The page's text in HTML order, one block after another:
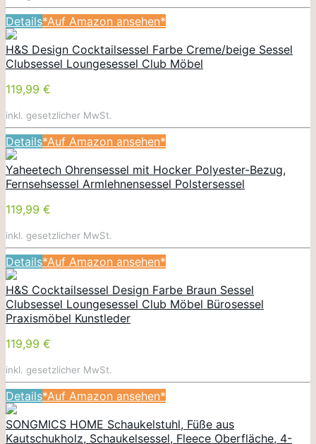
Details*Auf Amazon ansehen*
H&S Design Cocktailsessel Farbe Creme/beige Sessel
Clubsessel Loungesessel Club Möbel
119,99 €
inkl. gesetzlicher MwSt.
Details*Auf Amazon ansehen*
Yaheetech Ohrensessel mit Hocker Polyester-Bezug,
Fernsehsessel Armlehnensessel Polstersessel
119,99 €
inkl. gesetzlicher MwSt.
Details*Auf Amazon ansehen*
H&S Cocktailsessel Design Farbe Braun Sessel
Clubsessel Loungesessel Club Möbel Bürosessel
Praxismöbel Kunstleder
119,99 €
inkl. gesetzlicher MwSt.
Details*Auf Amazon ansehen*
SONGMICS HOME Schaukelstuhl, Füße aus
Kautschukholz, Schaukelsessel, Fleece Oberfläche, 4-